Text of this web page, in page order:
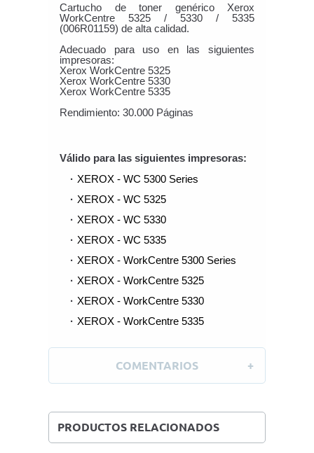
Cartucho de toner genérico Xerox
WorkCentre 5325 / 5330 / 5335
(006R01159) de alta calidad.
Adecuado para uso en las siguientes
impresoras:
Xerox WorkCentre 5325
Xerox WorkCentre 5330
Xerox WorkCentre 5335
Rendimiento: 30.000 Páginas
Válido para las siguientes impresoras:
XEROX - WC 5300 Series
XEROX - WC 5325
XEROX - WC 5330
XEROX - WC 5335
XEROX - WorkCentre 5300 Series
XEROX - WorkCentre 5325
XEROX - WorkCentre 5330
XEROX - WorkCentre 5335
COMENTARIOS
PRODUCTOS RELACIONADOS